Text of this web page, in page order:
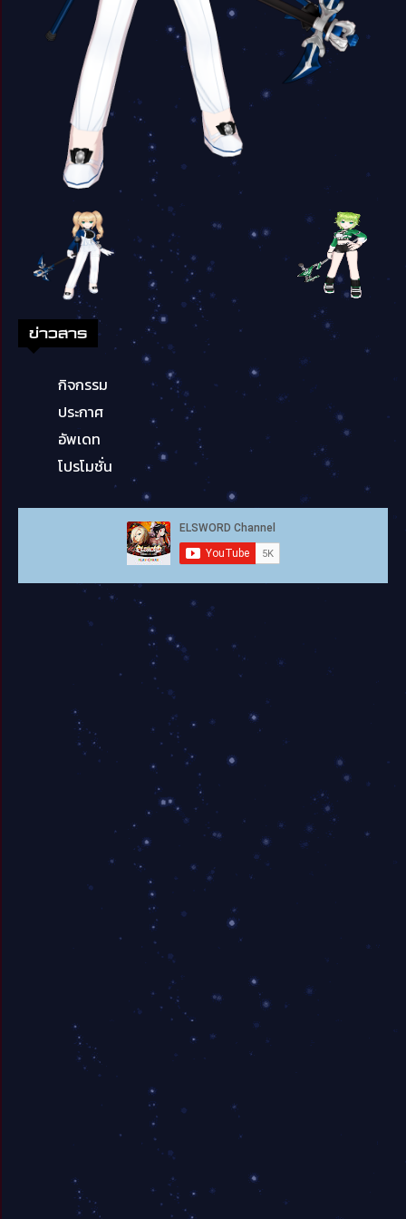
ข่าวสาร
กิจกรรม
ประกาศ
อัพเดท
โปรโมชั่น